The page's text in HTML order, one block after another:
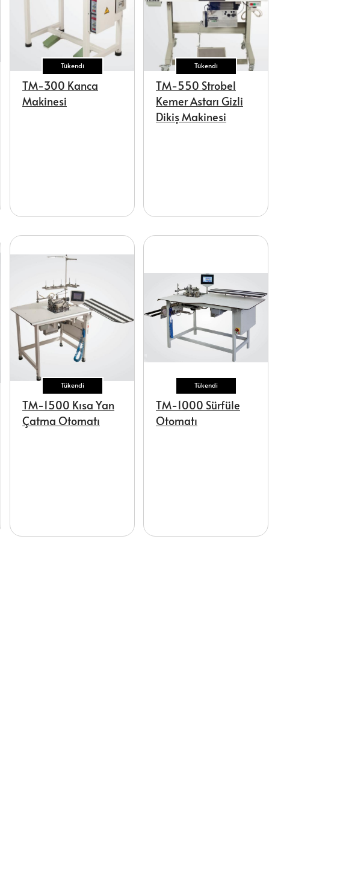
Tükendi
TM-300 Kanca
Makinesi
Tükendi
TM-550 Strobel
Kemer Astarı Gizli
Dikiş Makinesi
Tükendi
TM-1500 Kısa Yan
Çatma Otomatı
Tükendi
TM-1000 Sürfüle
Otomatı